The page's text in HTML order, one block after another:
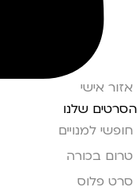
אזור אישי
הסרטים שלנו
חופשי למנויים
טרום בכורה
סרט פלוס